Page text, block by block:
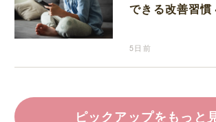
できる改善習慣
5日前
ピックアップをもっと